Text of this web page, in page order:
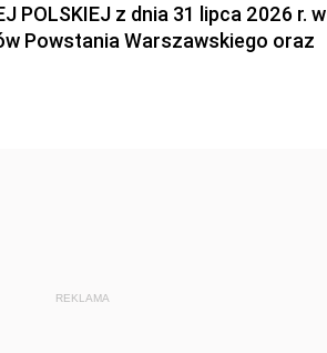
POLSKIEJ z dnia 31 lipca 2026 r. w
Powstania Warszawskiego oraz
REKLAMA